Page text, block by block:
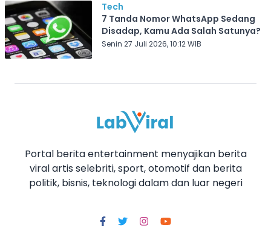
Tech
7 Tanda Nomor WhatsApp Sedang
Disadap, Kamu Ada Salah Satunya?
Senin 27 Juli 2026, 10:12 WIB
Portal berita entertainment menyajikan berita
viral artis selebriti, sport, otomotif dan berita
politik, bisnis, teknologi dalam dan luar negeri